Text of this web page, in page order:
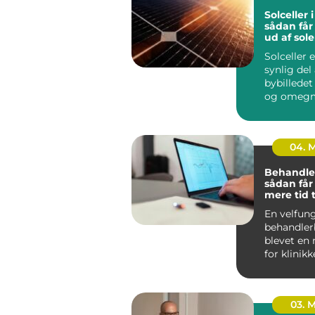
Solceller
sådan
ud af
Solceller
synlig del
og
04.
sådan
mere tid
En
blevet en
for
03.